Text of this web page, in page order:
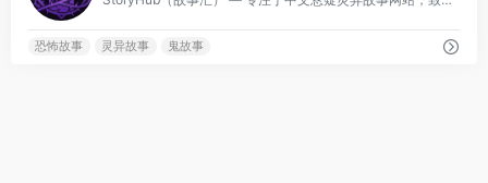
恐怖故事 灵异故事 鬼故事